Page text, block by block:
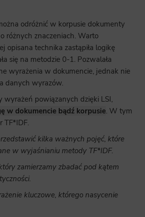
odróżnić w korpusie dokumenty
różnych znaczeniach. Warto
opisana technika zastąpiła logikę
się na metodzie 0-1. Pozwalała
wyrażenia w dokumencie, jednak nie
danych wyrazów.
wyrażeń powiązanych dzięki LSI,
w dokumencie bądź korpusie. W tym
TF*IDF.
kilka ważnych pojęć, które
w wyjaśnianiu metody TF*IDF.
zamierzamy zbadać pod kątem
kluczowe, którego nasycenie